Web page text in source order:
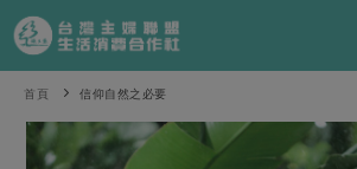
產品分類
當季蔬果
食譜料理
首頁 信仰自然之必要